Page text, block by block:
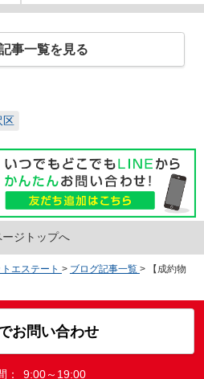
事一覧を見る
区
ージトップへ
エステート > ブログ記事一覧 >
【成約物
お問い合わせ
： 9:00～19:00